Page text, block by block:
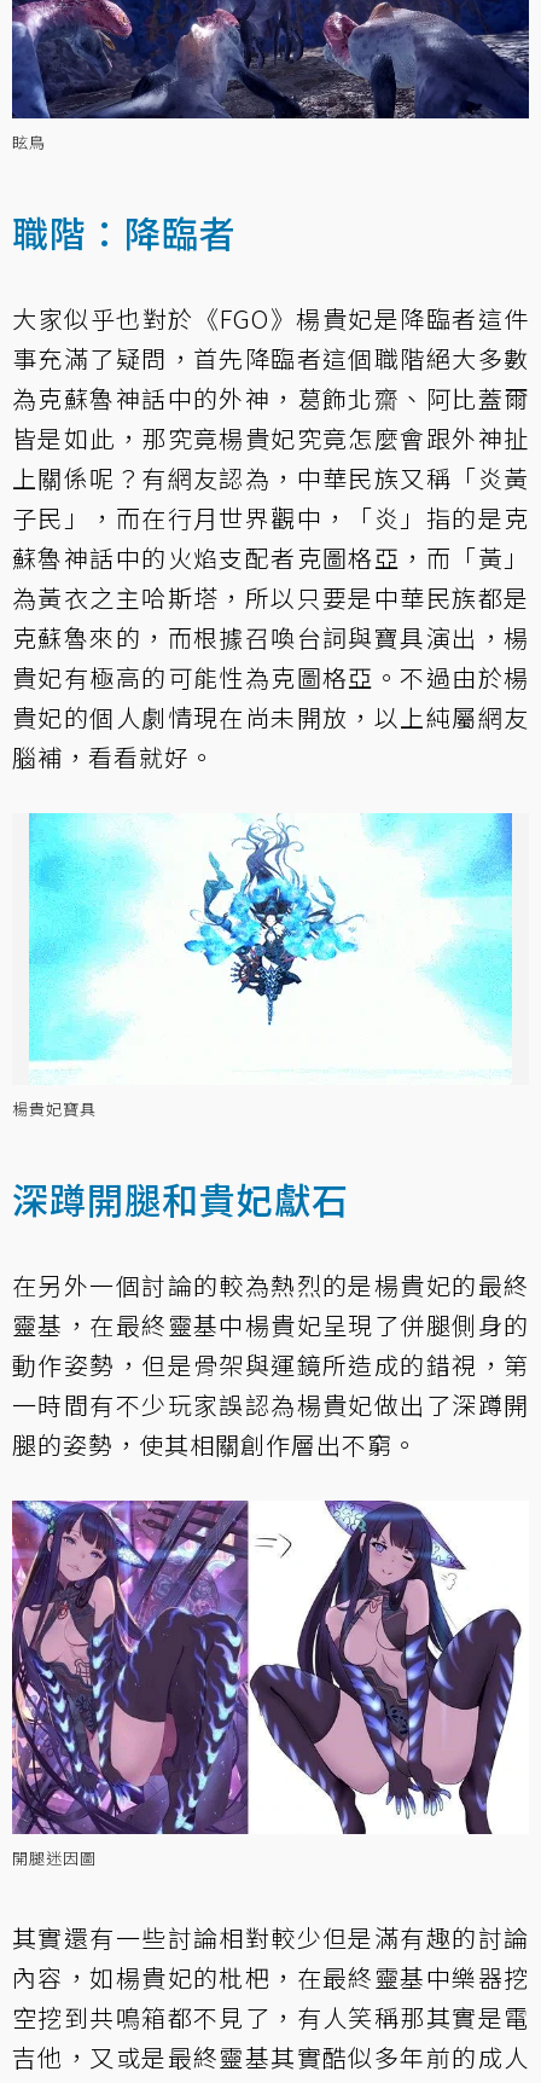
眩鳥
職階：降臨者
大家似乎也對於《FGO》楊貴妃是降臨者這件
事充滿了疑問，首先降臨者這個職階絕大多數
為克蘇魯神話中的外神，葛飾北齋、阿比蓋爾
皆是如此，那究竟楊貴妃究竟怎麼會跟外神扯
上關係呢？有網友認為，中華民族又稱「炎黃
子民」，而在行月世界觀中，「炎」指的是克
蘇魯神話中的火焰支配者克圖格亞，而「黃」
為黃衣之主哈斯塔，所以只要是中華民族都是
克蘇魯來的，而根據召喚台詞與寶具演出，楊
貴妃有極高的可能性為克圖格亞。不過由於楊
貴妃的個人劇情現在尚未開放，以上純屬網友
腦補，看看就好。
楊貴妃寶具
深蹲開腿和貴妃獻石
在另外一個討論的較為熱烈的是楊貴妃的最終
靈基，在最終靈基中楊貴妃呈現了併腿側身的
動作姿勢，但是骨架與運鏡所造成的錯視，第
一時間有不少玩家誤認為楊貴妃做出了深蹲開
腿的姿勢，使其相關創作層出不窮。
開腿迷因圖
其實還有一些討論相對較少但是滿有趣的討論
內容，如楊貴妃的枇杷，在最終靈基中樂器挖
空挖到共鳴箱都不見了，有人笑稱那其實是電
吉他，又或是最終靈基其實酷似多年前的成人